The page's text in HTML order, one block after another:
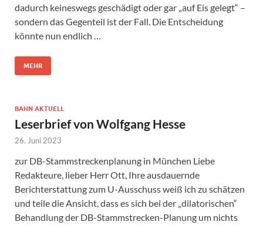
dadurch keineswegs geschädigt oder gar „auf Eis gelegt“ –
sondern das Gegenteil ist der Fall. Die Entscheidung
könnte nun endlich …
MEHR
BAHN AKTUELL
Leserbrief von Wolfgang Hesse
26. Juni 2023
zur DB-Stammstreckenplanung in München Liebe
Redakteure, lieber Herr Ott, Ihre ausdauernde
Berichterstattung zum U-Ausschuss weiß ich zu schätzen
und teile die Ansicht, dass es sich bei der „dilatorischen“
Behandlung der DB-Stammstrecken-Planung um nichts